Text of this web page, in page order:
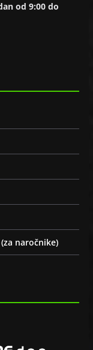
od 9:00 do
naročnike)